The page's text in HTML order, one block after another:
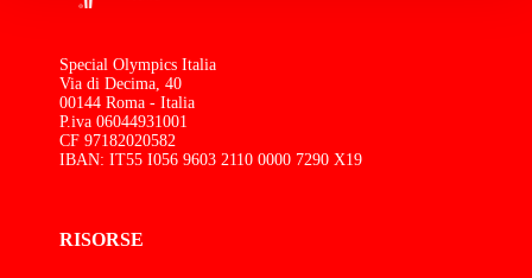
Special Olympics Italia
Via di Decima, 40
00144 Roma - Italia
P.iva 06044931001
CF 97182020582
IBAN: IT55 I056 9603 2110 0000 7290 X19
RISORSE